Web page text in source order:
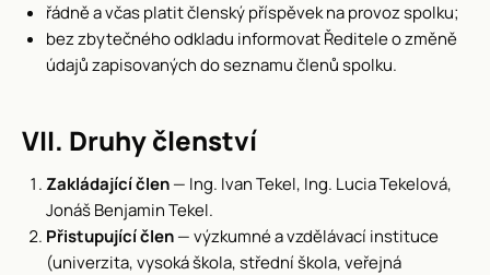
řádně a včas platit členský příspěvek na provoz spolku;
bez zbytečného odkladu informovat Ředitele o změně
údajů zapisovaných do seznamu členů spolku.
VII. Druhy členství
Zakládající člen— Ing. Ivan Tekel, Ing. Lucia Tekelová,
Jonáš Benjamin Tekel.
Přistupující člen— výzkumné a vzdělávací instituce
(univerzita, vysoká škola, střední škola, veřejná